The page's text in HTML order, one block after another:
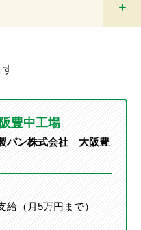
す
豊中工場
パン株式会社 大阪豊
（月5万円まで）